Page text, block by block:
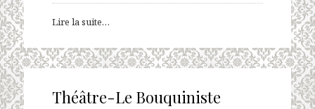
Lire la suite…
Théâtre-Le Bouquiniste